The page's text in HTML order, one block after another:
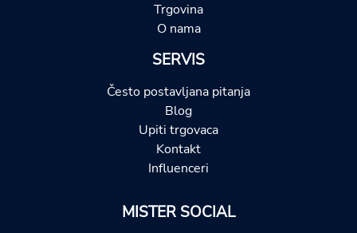
Trgovina
O nama
SERVIS
Često postavljana pitanja
Blog
Upiti trgovaca
Kontakt
Influenceri
MISTER SOCIAL